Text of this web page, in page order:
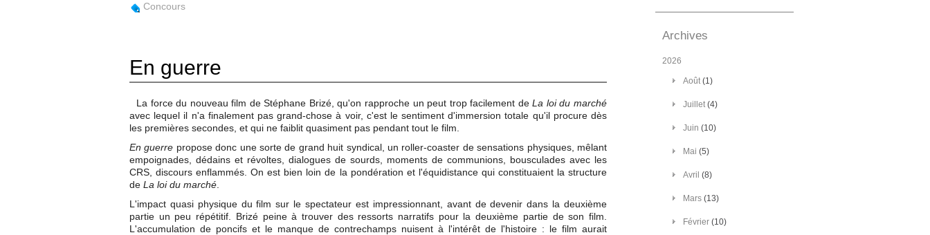
Concours
En guerre
La force du nouveau film de Stéphane Brizé, qu'on rapproche un peut trop facilement deLa loi du marché
avec lequel il n'a finalement pas grand-chose à voir, c'est le sentiment d'immersion totale qu'il procure dès
les premières secondes, et qui ne faiblit quasiment pas pendant tout le film.
En guerre propose donc une sorte de grand huit syndical, un roller-coaster de sensations physiques, mêlant
empoignades, dédains et révoltes, dialogues de sourds, moments de communions, bousculades avec les
CRS, discours enflammés. On est bien loin de la pondération et l'équidistance qui constituaient la structure
de La loi du marché
L'impact quasi physique du film sur le spectateur est impressionnant, avant de devenir dans la deuxième
partie un peu répétitif. Brizé peine à trouver des ressorts narratifs pour la deuxième partie de son film.
L'accumulation de poncifs et le manque de contrechamps nuisent à l'intérêt de l'histoire : le film aurait
Archives
2026
Août(1)
Juillet(4)
Juin (10)
Mai (5)
Avril (8)
Mars (13)
Février (10)